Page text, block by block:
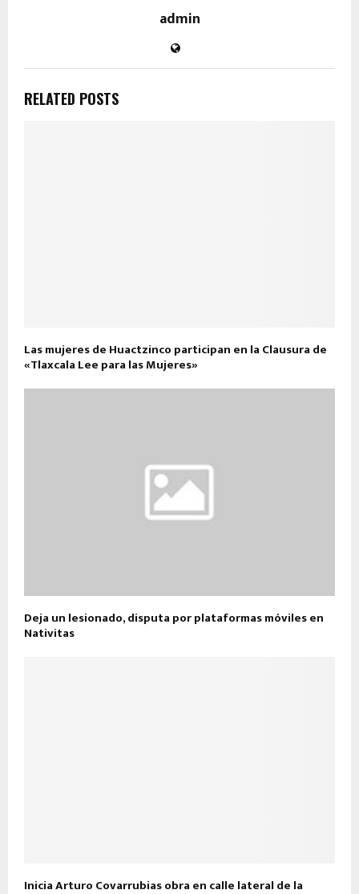
admin
RELATED POSTS
Las mujeres de Huactzinco participan en la Clausura de
«Tlaxcala Lee para las Mujeres»
Deja un lesionado, disputa por plataformas móviles en
Nativitas
Inicia Arturo Covarrubias obra en calle lateral de la